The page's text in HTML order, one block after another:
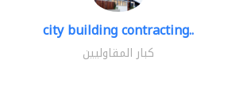
city building contracting..
كبار المقاوليين